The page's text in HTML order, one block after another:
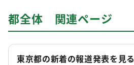
都全体 関連ページ
東京都の新着の報道発表を見る